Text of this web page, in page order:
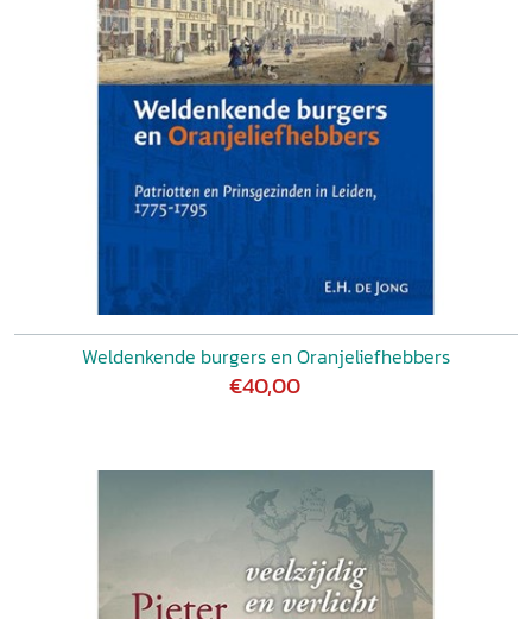
Weldenkende burgers en Oranjeliefhebbers
€40,00